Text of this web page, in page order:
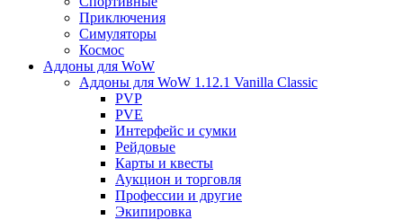
Приключения
Симуляторы
Космос
Аддоны для WoW
Аддоны для WoW 1.12.1 Vanilla Classic
PVP
PVE
Интерфейс и сумки
Рейдовые
Карты и квесты
Аукцион и торговля
Профессии и другие
Экипировка